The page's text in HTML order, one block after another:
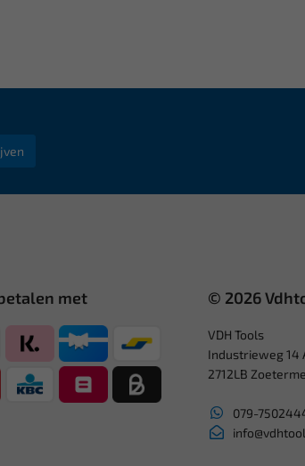
met © 2026
VDH Tools
Industrieweg 14
2712LB
079-